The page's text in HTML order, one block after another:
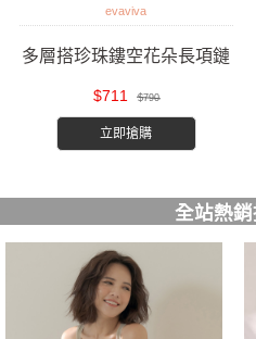
evaviva
多層搭珍珠鏤空花朵長項鏈
$711 $790
立即搶購
全站熱